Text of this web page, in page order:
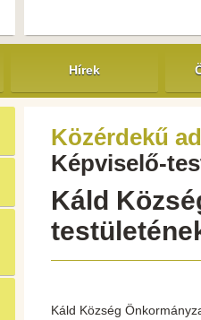
Hírek
Közérdekű
Képviselő-
Káld
Káld Község